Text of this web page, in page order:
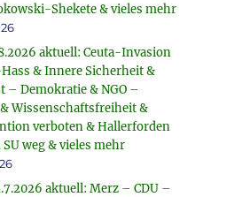
Shekete & vieles mehr
aktuell: Ceuta-Invasion
& Innere Sicherheit &
– Demokratie & NGO –
Wissenschaftsfreiheit &
verboten & Hallerforden
weg & vieles mehr
aktuell: Merz – CDU –